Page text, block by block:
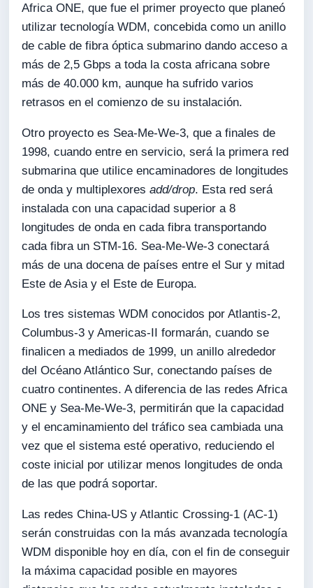
Africa ONE, que fue el primer proyecto que planeó
utilizar tecnología WDM, concebida como un anillo
de cable de fibra óptica submarino dando acceso a
más de 2,5 Gbps a toda la costa africana sobre
más de 40.000 km, aunque ha sufrido varios
retrasos en el comienzo de su instalación.
Otro proyecto es Sea-Me-We-3, que a finales de
1998, cuando entre en servicio, será la primera red
submarina que utilice encaminadores de longitudes
de onda y multiplexoresadd/drop. Esta red será
instalada con una capacidad superior a 8
longitudes de onda en cada fibra transportando
cada fibra un STM-16. Sea-Me-We-3 conectará
más de una docena de países entre el Sur y mitad
Este de Asia y el Este de Europa.
Los tres sistemas WDM conocidos por Atlantis-2,
Columbus-3 y Americas-II formarán, cuando se
finalicen a mediados de 1999, un anillo alrededor
del Océano Atlántico Sur, conectando países de
cuatro continentes. A diferencia de las redes Africa
ONE y Sea-Me-We-3, permitirán que la capacidad
y el encaminamiento del tráfico sea cambiada una
vez que el sistema esté operativo, reduciendo el
coste inicial por utilizar menos longitudes de onda
de las que podrá soportar.
Las redes China-US y Atlantic Crossing-1 (AC-1)
serán construidas con la más avanzada tecnología
WDM disponible hoy en día, con el fin de conseguir
la máxima capacidad posible en mayores